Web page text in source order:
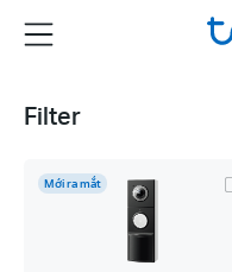
the
Menu
Filter
Mới ra mắt